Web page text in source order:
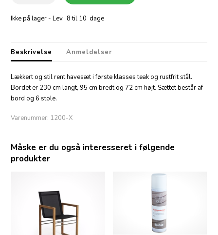
Ikke på lager - Lev. 8 til 10 dage
Beskrivelse Anmeldelser
Lækkert og stil rent havesæt i første klasses teak og rustfrit stål.
Bordet er 230 cm langt, 95 cm bredt og 72 cm højt. Sættet består af
bord og 6 stole.
Varenummer: 1200-X
Måske er du også interesseret i følgende
produkter